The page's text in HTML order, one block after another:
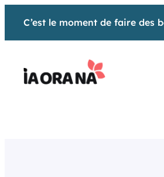
C’est le moment de faire des